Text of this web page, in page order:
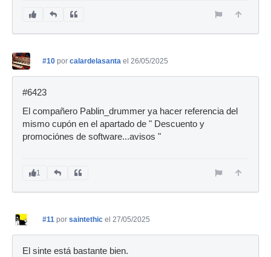
#10 por calardelasanta el 26/05/2025
#6423
El compañero Pablin_drummer ya hacer referencia del
mismo cupón en el apartado de " Descuento y
promociónes de software...avisos "
1
#11 por saintethic el 27/05/2025
El sinte está bastante bien.